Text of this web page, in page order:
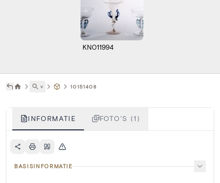
KN011994
˅ 10151408
INFORMATIE FOTO'S (1)
BASISINFORMATIE